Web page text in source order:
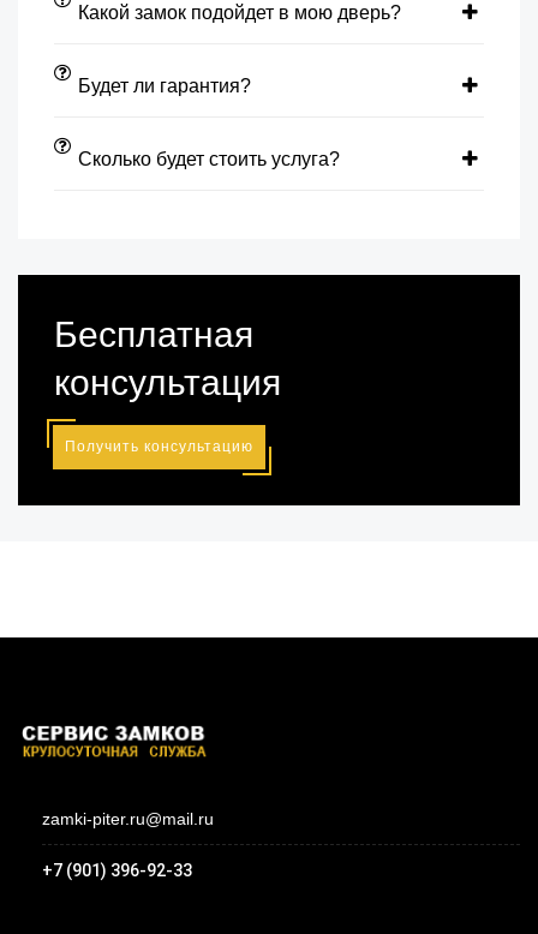
Какой замок подойдет в мою дверь?
Будет ли гарантия?
Сколько будет стоить услуга?
Бесплатная
консультация
Получить консультацию
zamki-piter.ru@mail.ru
+7 (901) 396-92-33